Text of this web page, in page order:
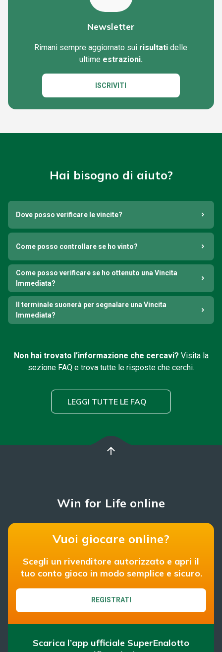
Newsletter
Rimani sempre aggiornato sui risultati delle
ultime estrazioni.
ISCRIVITI
Hai bisogno di aiuto?
Dove posso verificare le vincite?
Come posso controllare se ho vinto?
Come posso verificare se ho ottenuto una Vincita
Immediata?
Il terminale suonerà per segnalare una Vincita
Immediata?
Non hai trovato l’informazione che cercavi? Visita la
sezione FAQ e trova tutte le risposte che cerchi.
LEGGI TUTTE LE FAQ
arrow_upward
Win for Life online
Vuoi giocare online?
Scegli un rivenditore autorizzato e apri il
tuo conto gioco in modo semplice e sicuro.
REGISTRATI
Scarica l’app ufficiale SuperEnalotto